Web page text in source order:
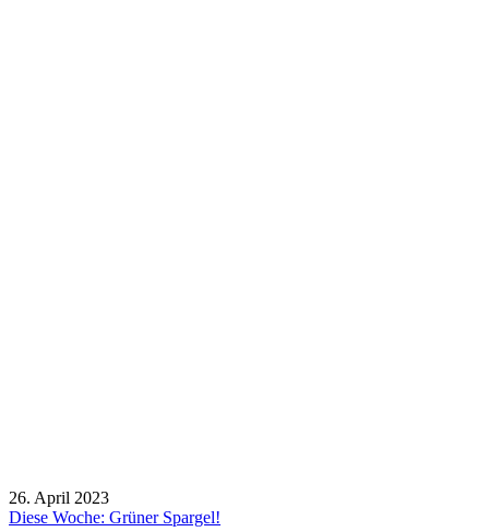
26. April 2023
Diese Woche: Grüner Spargel!